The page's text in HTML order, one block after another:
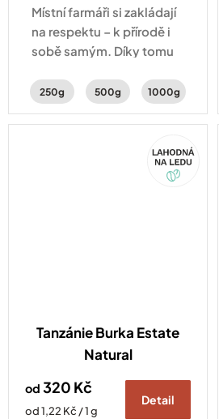
Místní farmáři si zakládají
na respektu – k přírodě i
sobě samým. Díky tomu
cukrovinek, mléčné
a lískooříškovou hořkostí.
250g 500g 1000g
Tanzánie Burka Estate
Natural
od 320 Kč
Měrná
od 1,22 Kč / 1 g
Detail